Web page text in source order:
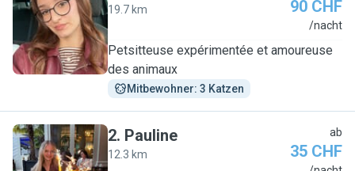
L
19.7 km 90 CHF
/nacht
Petsitteuse expérimentée et amoureuse
des animaux
Mitbewohner: 3 Katzen
2. Pauline
12.3 km
ab
35 CHF